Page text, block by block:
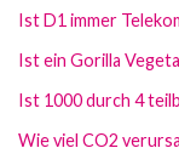
Ist D1 immer
Ist ein Gorilla
Ist 1000 durch 4
Wie viel CO2